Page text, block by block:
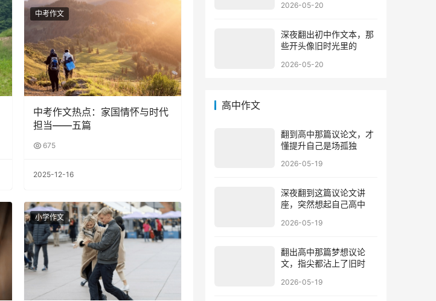
中考作文
中考作文热点：家国情怀与时代
担当——五篇
675
2025-12-16
小学作文
2026-05-20
深夜翻出初中作文本，那
些开头像旧时光里的
2026-05-20
高中作文
翻到高中那篇议论文，才
懂提升自己是场孤独
2026-05-19
深夜翻到这篇议论文讲
座，突然想起自己高中
2026-05-19
翻出高中那篇梦想议论
文，指尖都沾上了旧时
2026-05-19